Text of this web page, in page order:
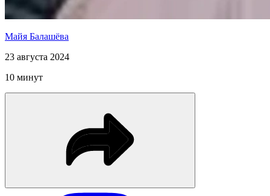
Майя Балашёва
23 августа 2024
10 минут